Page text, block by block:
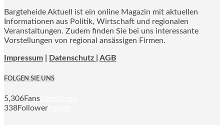
Bargteheide Aktuell ist ein online Magazin mit aktuellen
Informationen aus Politik, Wirtschaft und regionalen
Veranstaltungen. Zudem finden Sie bei uns interessante
Vorstellungen von regional ansässigen Firmen.
Impressum Datenschutz | AGB
FOLGEN SIE UNS
5,306Fans
338Follower